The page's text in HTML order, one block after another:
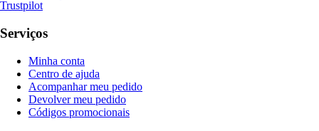
Trustpilot
Serviços
Minha conta
Centro de ajuda
Acompanhar meu pedido
Devolver meu pedido
Códigos promocionais